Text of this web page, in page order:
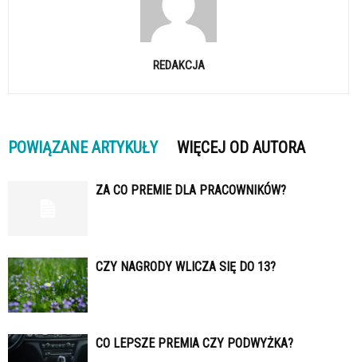
REDAKCJA
POWIĄZANE ARTYKUŁY WIĘCEJ OD AUTORA
ZA CO PREMIE DLA PRACOWNIKÓW?
CZY NAGRODY WLICZA SIĘ DO 13?
CO LEPSZE PREMIA CZY PODWYŻKA?